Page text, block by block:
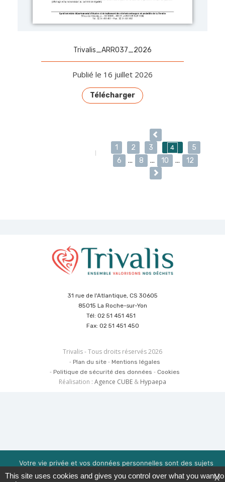
Trivalis_ARR037_2026
Publié le 16 juillet 2026
Télécharger
1 2 3 4
5
6
... 8 ... 10 ... 12
PAGE 4/12
31 rue de l'Atlantique, CS 30605
85015 La Roche-sur-Yon
Tél: 02 51 451 451
Fax: 02 51 451 450
Trivalis - Tous droits réservés 2026
Plan du site
Mentions légales
Politique de sécurité des données
Cookies
Réalisation : Agence CUBE& Hypaepa
Votre vie privée et vos données personnelles sont des sujets
importants pour nous. Consultez notre politique de
X
This site uses cookies and gives you control over what you want to